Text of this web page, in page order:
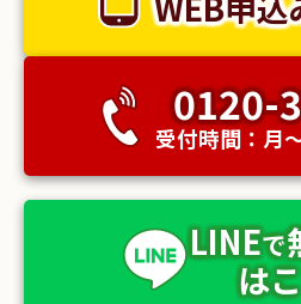
0120-
受付時間：月
LINEで
は